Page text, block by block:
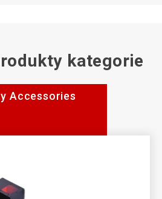
kategorie
Accessories